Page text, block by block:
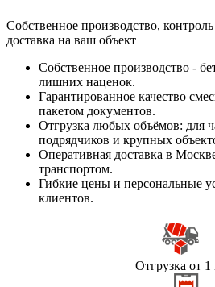
Собственное производство,
доставка на ваш объект
Собственное производство -
лишних наценок.
Гарантированное качество
пакетом документов.
Отгрузка любых объёмов: для
подрядчиков и крупных
Оперативная доставка в
транспортом.
Гибкие цены и персональные
клиентов.
Отгрузка от 1